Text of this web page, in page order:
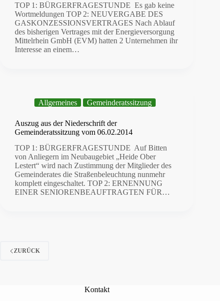
TOP 1: BÜRGERFRAGESTUNDE Es gab keine
Wortmeldungen TOP 2: NEUVERGABE DES
GASKONZESSIONSVERTRAGES Nach Ablauf
des bisherigen Vertrages mit der Energieversorgung
Mittelrhein GmbH (EVM) hatten 2 Unternehmen ihr
Interesse an einem…
Allgemeines Gemeinderatssitzung
Auszug aus der Niederschrift der
Gemeinderatssitzung vom 06.02.2014
TOP 1: BÜRGERFRAGESTUNDE Auf Bitten
von Anliegern im Neubaugebiet „Heide Ober
Lestert“ wird nach Zustimmung der Mitglieder des
Gemeinderates die Straßenbeleuchtung nunmehr
komplett eingeschaltet. TOP 2: ERNENNUNG
EINER SENIORENBEAUFTRAGTEN FÜR…
ZURÜCK
Kontakt